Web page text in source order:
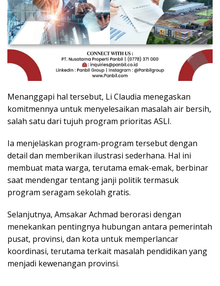
Menanggapi hal tersebut, Li Claudia menegaskan
komitmennya untuk menyelesaikan masalah air bersih,
salah satu dari tujuh program prioritas ASLI.
Ia menjelaskan program-program tersebut dengan
detail dan memberikan ilustrasi sederhana. Hal ini
membuat mata warga, terutama emak-emak, berbinar
saat mendengar tentang janji politik termasuk
program seragam sekolah gratis.
Selanjutnya, Amsakar Achmad berorasi dengan
menekankan pentingnya hubungan antara pemerintah
pusat, provinsi, dan kota untuk memperlancar
koordinasi, terutama terkait masalah pendidikan yang
menjadi kewenangan provinsi.